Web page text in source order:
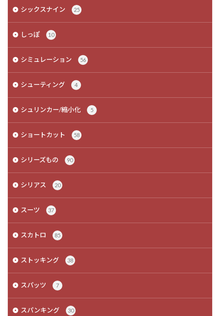
シックスナイン 25
しっぽ 10
シミュレーション 56
シューティング 4
シュリンカー/縮小化 5
ショートカット 58
シリーズもの 90
シリアス 20
スーツ 37
スカトロ 85
ストッキング 38
スパッツ 7
スパンキング 30